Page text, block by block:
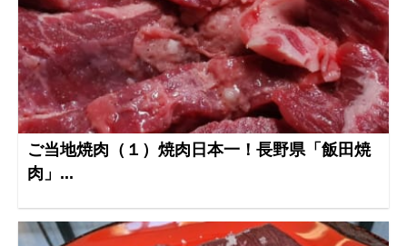
ご当地焼肉（１）焼肉日本一！長野県「飯田焼
肉」...